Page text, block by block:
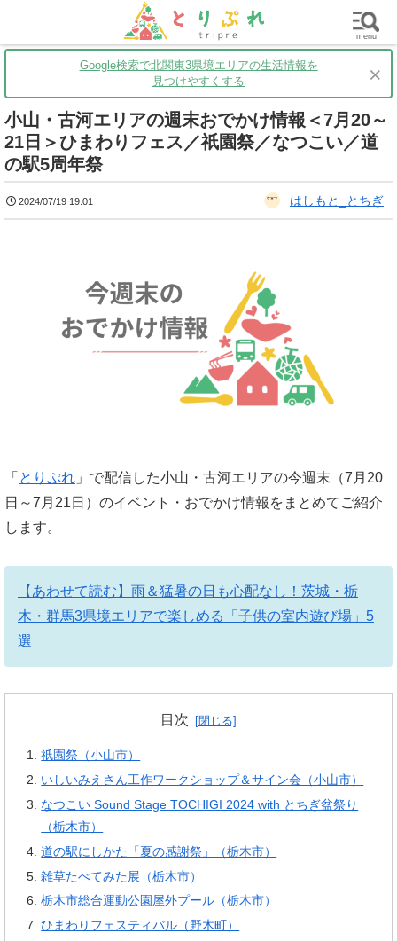
茨城 グルメ 買い物 子育て
Google検索で北関東3県境エリアの生活情報を
見つけやすくする
×
小山・古河エリアの週末おでかけ情報＜7月20～
21日＞ひまわりフェス／祇園祭／なつこい／道
の駅5周年祭
2024/07/19 19:01 はしもと_とちぎ
「 とりぷれ 」で配信した小山・古河エリアの今週末（7月20
日～7月21日）のイベント・おでかけ情報をまとめてご紹介
します。
【あわせて読む】雨＆猛暑の日も心配なし！茨城・栃
木・群馬3県境エリアで楽しめる「子供の室内遊び場」5
選
目次
祇園祭（小山市）
いしいみえさん工作ワークショップ＆サイン会（小山市）
なつこい Sound Stage TOCHIGI 2024 with とちぎ盆祭り
（栃木市）
道の駅にしかた「夏の感謝祭」（栃木市）
雑草たべてみた展（栃木市）
栃木市総合運動公園屋外プール（栃木市）
ひまわりフェスティバル（野木町）
menu